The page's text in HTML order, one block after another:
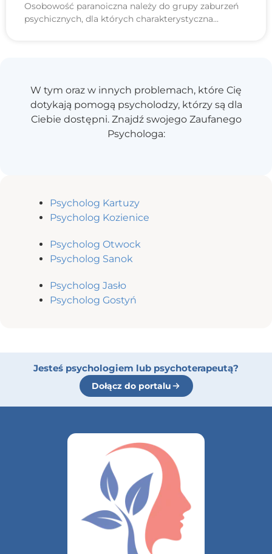
Osobowość paranoiczna należy do grupy zaburzeń
psychicznych, dla których charakterystyczna
W tym oraz w innych problemach, które Cię
dotykają pomogą psycholodzy, którzy są dla
Ciebie dostępni. Znajdź swojego Zaufanego
Psychologa:
Psycholog Kartuzy
Psycholog Kozienice
Psycholog Otwock
Psycholog Sanok
Psycholog Jasło
Psycholog Gostyń
Jesteś psychologiem lub psychoterapeutą?
Dołącz do portalu